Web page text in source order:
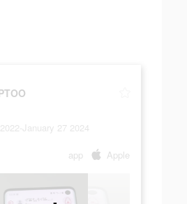
January 27 2024
app Apple